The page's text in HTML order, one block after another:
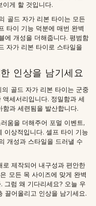
이게 할 것입니다.
골드 자가 리본 타이는 모든
타이 기능 덕분에 매번 완벽
에 개성을 더해줍니다. 평범함
자가 리본 타이로 스타일을
인상을 남기세요
골드 자가 리본 타이는 군중
세서리입니다. 정밀함과 세
과 세련됨을 발산합니다.
움을 더해주어 포멀 이벤트,
이상적입니다. 셀프 타이 기능
개성과 스타일을 드러낼 수
제작되어 내구성과 편안한
모든 목 사이즈에 맞게 완벽
그럼 왜 기다리세요? 오늘 우
끌어올리고 인상을 남기세요.